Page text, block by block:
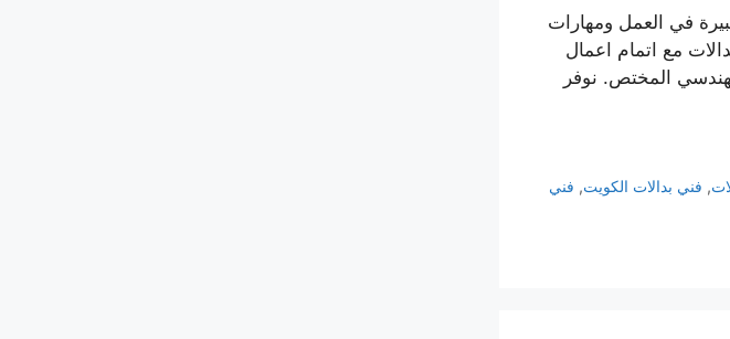
في العمل ومهارات
مع اتمام اعمال
المختص. نوفر
, فني بدالات الكويت, فني